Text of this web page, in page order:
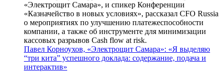
«Электрощит Самара», и спикер Конференции
«Казначейство в новых условиях», рассказал CFO Russia
о мероприятиях по улучшению платежеспособности
компании, а также об инструменте для минимизации
кассовых разрывов Cash flow at risk.
Павел Корноухов, «Электрощит Самара»: «Я выделяю
“три кита” успешного доклада: содержание, подача и
интерактив»